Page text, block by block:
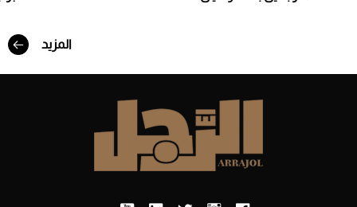
Aston Martin Valiant: على هوى الأبطال
المزيد